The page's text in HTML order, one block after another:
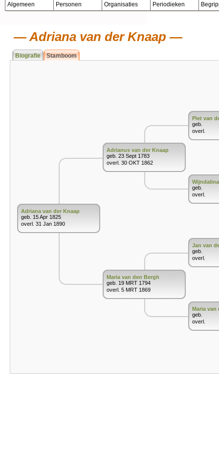
Algemeen Personen Organisaties Periodieken
Adriana van der Knaap
Biografie Stamboom
Adriana van der Knaap
geb. 15 Apr 1825
overl. 31 Jan 1890
Adrianus van der Knaap
geb. 23 Sept 1783
overl. 30 OKT 1862
Maria van den Bergh
geb. 19 MRT 1794
overl. 5 MRT 1869
Piet van
geb.
overl.
geb.
overl.
Jan van
geb.
overl.
Maria van
geb.
overl.